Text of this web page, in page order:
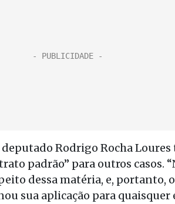
deputado Rodrigo Rocha
padrão” para outros casos.
dessa matéria, e, portanto,
sua aplicação para quaisquer